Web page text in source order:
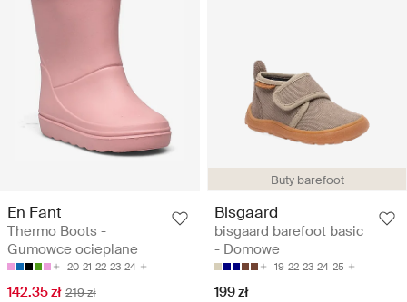
En Fant
Thermo Boots -
Gumowce ocieplane
20 21 22 23 24
142.35 zł 219 zł
Buty barefoot
Bisgaard
bisgaard barefoot basic
- Domowe
19 22 23 24 25
199 zł